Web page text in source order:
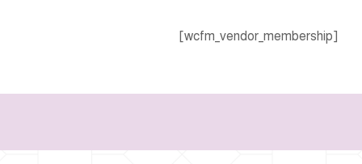
[wcfm_vendor_membership]